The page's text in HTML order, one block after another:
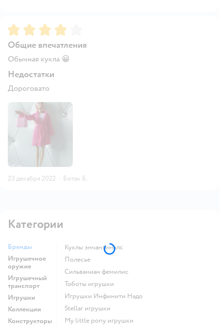
Рейтинг:4
Общие впечатления
Обычная кукла 😀
Недостатки
Дороговато
23 декабря 2022 · Ботак Б.
Категории
Бренды
Игрушечное
оружие
Игрушечный
транспорт
Игрушки
Коллекции
Конструкторы
Куклы энчантималс
Полесье
Сильваниан фемилис
Тоботы игрушки
Игрушки Инфинити Надо
Stellar игрушки
my little pony игрушки